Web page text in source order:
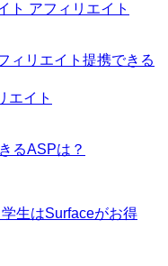
アフィリエイト
ィリエイト提携できる
エイト
るASPは？
生はSurfaceがお得